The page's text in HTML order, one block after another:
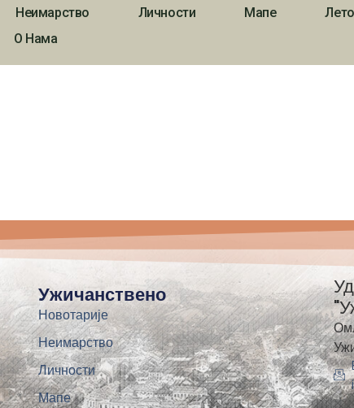
Неимарство Личности Мапе
О Нама
Ужичанствено
Новотарије
Неимарство
Личности
Мапе